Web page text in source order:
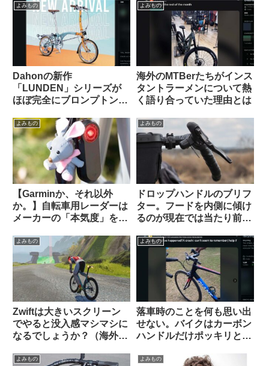
察】
よみもの
Dahonの新作
「LUNDEN」シリーズが
ほぼ完全にブロンプトンな
【Brompton vs.
Brompnot 最終戦争へ】
よみもの
海外のMTBerたちがインス
タントラーメンについて熱
く語り合っていた理由とは
よみもの
【Garminか、それ以外
か。】自転車用レーダーは
メーカーの「本気度」を考
Brytonは誤判定が多すぎ
る？（海外掲示板から）
よみもの
ドロップハンドルのブリフ
ター。フードを内側に傾け
るのが現在では当たり前？
よみもの
Zwiftは大きいスクリーン
でやると没入感マシマシに
なるでしょうか？（海外掲
よみもの
落車時のことを何も思い出
せない。バイクはカーボン
ハンドルだけポッキリと。
う？（海外掲示板から）
よみもの よみもの